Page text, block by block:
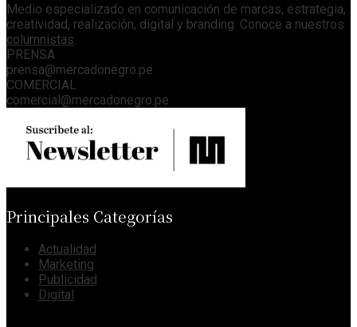
Medio especializado en comunicación de marcas, estrategia,
creatividad, realización, digital y branding. Conoce a nuestros
columnistas
PRENSA
prensa@mercadonegro.pe
COMERCIAL
comercial@mercadonegro.pe
Principales Categorías
Actualidad
Marketing
Publicidad
Digital